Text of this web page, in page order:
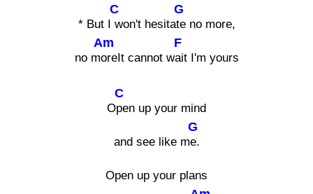
* But I
C
won't hesita
G
te no more,
no m
Am
oreIt cannot w
F
ait I'm yours
O
C
pen up your mind
and see like m
G
e.
Open up your plans